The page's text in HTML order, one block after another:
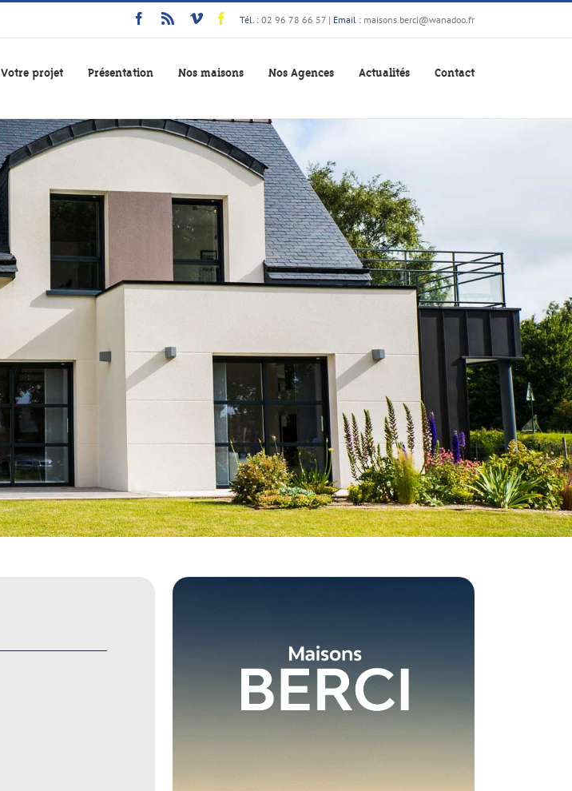
Tél. : 02 96 78 66 57 | Email : maisons.berci@wanadoo.fr
Votre projet Présentation Nos maisons Nos Agences Actualités Contact